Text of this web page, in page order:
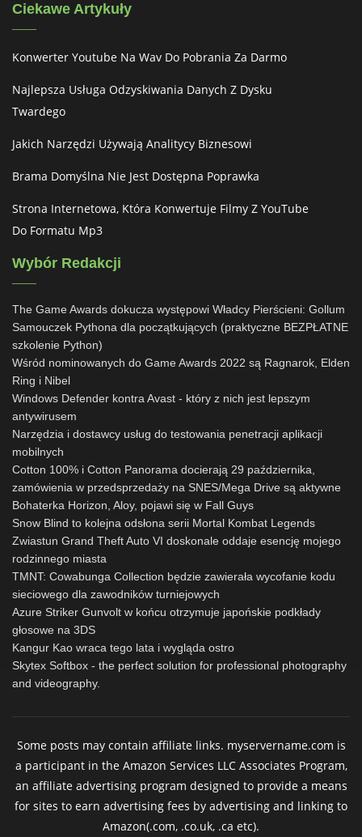
Ciekawe Artykuły
Konwerter Youtube Na Wav Do Pobrania Za Darmo
Najlepsza Usługa Odzyskiwania Danych Z Dysku
Twardego
Jakich Narzędzi Używają Analitycy Biznesowi
Brama Domyślna Nie Jest Dostępna Poprawka
Strona Internetowa, Która Konwertuje Filmy Z YouTube
Do Formatu Mp3
Wybór Redakcji
The Game Awards dokucza występowi Władcy Pierścieni: Gollum
Samouczek Pythona dla początkujących (praktyczne BEZPŁATNE
szkolenie Python)
Wśród nominowanych do Game Awards 2022 są Ragnarok, Elden
Ring i Nibel
Windows Defender kontra Avast - który z nich jest lepszym
antywirusem
Narzędzia i dostawcy usług do testowania penetracji aplikacji
mobilnych
Cotton 100% i Cotton Panorama docierają 29 października,
zamówienia w przedsprzedaży na SNES/Mega Drive są aktywne
Bohaterka Horizon, Aloy, pojawi się w Fall Guys
Snow Blind to kolejna odsłona serii Mortal Kombat Legends
Zwiastun Grand Theft Auto VI doskonale oddaje esencję mojego
rodzinnego miasta
TMNT: Cowabunga Collection będzie zawierała wycofanie kodu
sieciowego dla zawodników turniejowych
Azure Striker Gunvolt w końcu otrzymuje japońskie podkłady
głosowe na 3DS
Kangur Kao wraca tego lata i wygląda ostro
Skytex Softbox - the perfect solution for professional photography
and videography.
Some posts may contain affiliate links. myservername.com is
a participant in the Amazon Services LLC Associates Program,
an affiliate advertising program designed to provide a means
for sites to earn advertising fees by advertising and linking to
Amazon(.com, .co.uk, .ca etc).